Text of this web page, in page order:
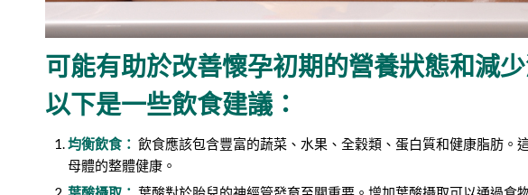
可能有助於改善懷孕初期的營養狀態和減
以下是一些飲食建議：
均衡飲食： 飲食應該包含豐富的蔬菜、水果、全穀類、蛋白質和健康脂肪。
母體的整體健康。